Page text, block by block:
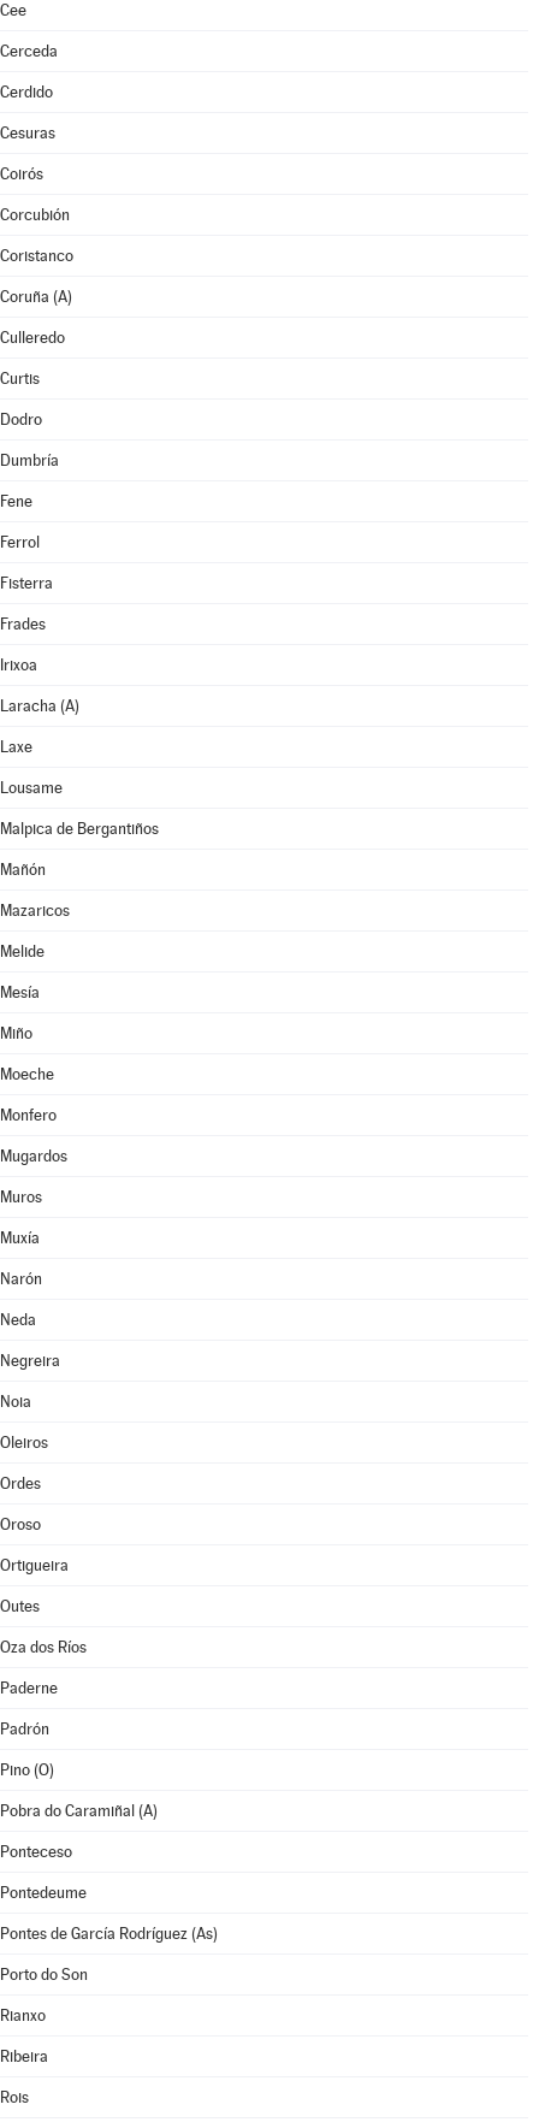
Cee
Cerceda
Cerdido
Cesuras
Coirós
Corcubión
Coristanco
Coruña (A)
Culleredo
Curtis
Dodro
Dumbría
Fene
Ferrol
Fisterra
Frades
Irixoa
Laracha (A)
Laxe
Lousame
Malpica de Bergantiños
Mañón
Mazaricos
Melide
Mesía
Miño
Moeche
Monfero
Mugardos
Muros
Muxía
Narón
Neda
Negreira
Noia
Oleiros
Ordes
Oroso
Ortigueira
Outes
Oza dos Ríos
Paderne
Padrón
Pino (O)
Pobra do Caramiñal (A)
Ponteceso
Pontedeume
Pontes de García Rodríguez (As)
Porto do Son
Rianxo
Ribeira
Rois